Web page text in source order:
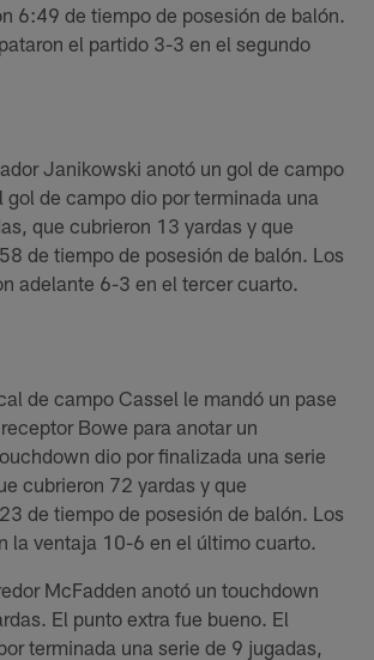
6:49 de tiempo de posesión de balón.
el partido 3-3 en el segundo
Janikowski anotó un gol de campo
gol de campo dio por terminada una
que cubrieron 13 yardas y que
de tiempo de posesión de balón. Los
adelante 6-3 en el tercer cuarto.
de campo Cassel le mandó un pase
Bowe para anotar un
dio por finalizada una serie
cubrieron 72 yardas y que
de tiempo de posesión de balón. Los
la ventaja 10-6 en el último cuarto.
McFadden anotó un touchdown
El punto extra fue bueno. El
terminada una serie de 9 jugadas,